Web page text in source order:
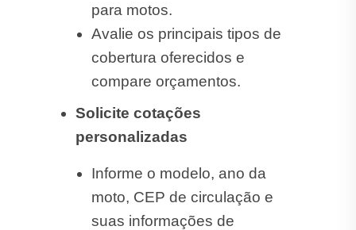
para motos.
Avalie os principais tipos de
cobertura oferecidos e
compare orçamentos.
Solicite cotações
personalizadas
Informe o modelo, ano da
moto, CEP de circulação e
suas informações de